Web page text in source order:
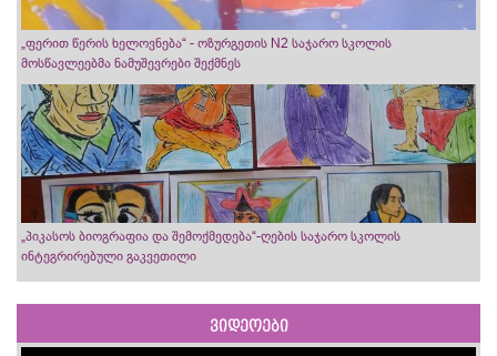
„ფერით წერის ხელოვნება“ - ოზურგეთის N2 საჯარო სკოლის
მოსწავლეებმა ნამუშევრები შექმნეს
„პიკასოს ბიოგრაფია და შემოქმედება“-ღების საჯარო სკოლის
ინტეგრირებული გაკვეთილი
ვიდეოები